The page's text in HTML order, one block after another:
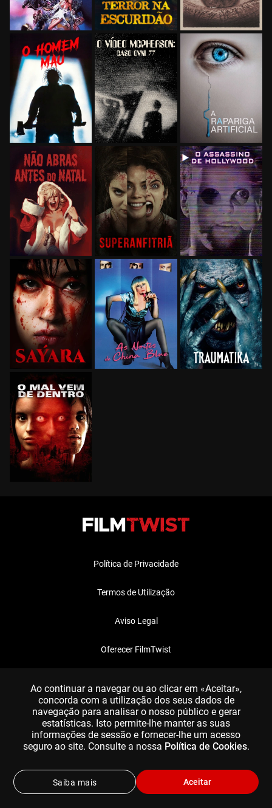
Política de Privacidade
Termos de Utilização
Aviso Legal
Oferecer FilmTwist
Ao continuar a navegar ou ao clicar em «Aceitar»,
concorda com a utilização dos seus dados de
navegação para analisar o nosso público e gerar
estatísticas. Isto permite-lhe manter as suas
informações de sessão e fornecer-lhe um acesso
seguro ao site. Consulte a nossa Política de Cookies.
Aceitar
Saiba mais